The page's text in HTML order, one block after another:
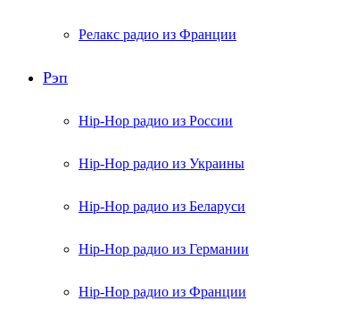
Релакс радио из Франции
Рэп
Hip-Hop радио из России
Hip-Hop радио из Украины
Hip-Hop радио из Беларуси
Hip-Hop радио из Германии
Hip-Hop радио из Франции